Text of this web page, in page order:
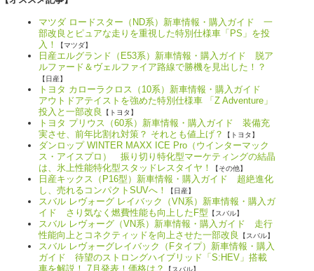
マツダ ロードスター（ND系）新車情報・購入ガイド 一
部改良とピュアな走りを重視した特別仕様車「PS」を投
入！
【マツダ】
日産エルグランド（E53系）新車情報・購入ガイド 脱ア
ルファード＆ヴェルファイア路線で勝機を見出した！？
【日産】
トヨタ カローラクロス（10系）新車情報・購入ガイド
アウトドアテイストを強めた特別仕様車 「Z Adventure」
投入と一部改良
【トヨタ】
トヨタ プリウス（60系）新車情報・購入ガイド 装備充
実させ、前年比割れ対策？ それとも値上げ？
【トヨタ】
ダンロップ WINTER MAXX ICE Pro（ウインターマック
ス・アイスプロ） 振り切り特化型マーケティングの結晶
は、氷上性能特化型スタッドレスタイヤ！
【その他】
日産キックス（P16型）新車情報・購入ガイド 超絶進化
し、売れるコンパクトSUVへ！
【日産】
スバル レヴォーグ レイバック（VN系）新車情報・購入ガ
イド さり気なく燃費性能も向上したF型 【スバル】
スバル レヴォーグ（VN系）新車情報・購入ガイド 走行
性能向上とコネクティッドを向上させた一部改良
【スバル】
スバル レヴォーグレイバック（Fタイプ）新車情報・購入
ガイド 待望のストロングハイブリッド「S:HEV」搭載
車を解説！ 7月発表！価格は？
【スバル】